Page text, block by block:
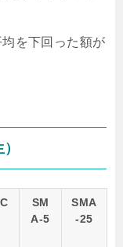
を下回った額が
SM
A-5
SMA
-25